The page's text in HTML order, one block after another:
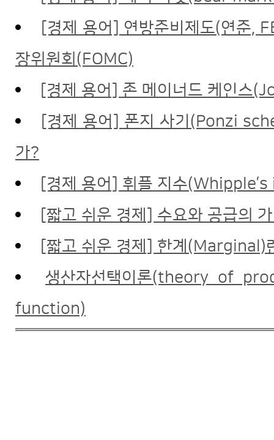
[경제 용어] 연방준비제도(연준,
장위원회(FOMC)
[경제 용어] 존 메이너드 케인스
[경제 용어] 폰지 사기(Ponzi
가?
[경제 용어] 휘플 지수
[짧고 쉬운 경제] 수요와 공급의
[짧고 쉬운 경제] 한계(Marginal)
생산자선택이론(theory of
function)